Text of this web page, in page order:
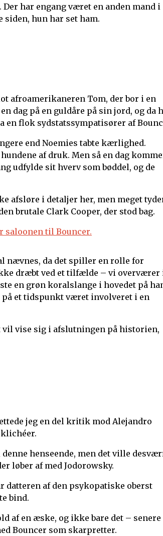
har engang været en anden mand i
hun har set ham.
afroamerikaneren Tom, der bor i en
dag på en guldåre på sin jord, og da
flok sydstatssympatisører af
end Noemies tabte kærlighed.
af druk. Men så en dag
udfylde sit hverv som bøddel, og de
afsløre i detaljer her, men meget
brutale Clark Cooper, der stod bag.
nævnes, da det spiller en rolle for
dræbt ved et tilfælde – vi overværer
en grøn koralslange i hovedet på
på et tidspunkt været involveret i en
vise sig i afslutningen på historien,
jeg en del kritik mod Alejandro
henseende, men det ville
løber af med Jodorowsky.
datteren af den psykopatiske oberst
bind.
af en æske, og ikke bare det – senere
Bouncer som skarpretter.